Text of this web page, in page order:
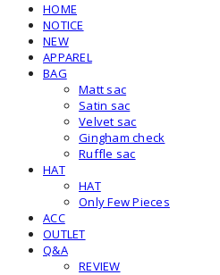
HOME
NOTICE
NEW
APPAREL
BAG
Matt sac
Satin sac
Velvet sac
Gingham check
Ruffle sac
HAT
HAT
Only Few Pieces
ACC
OUTLET
Q&A
REVIEW